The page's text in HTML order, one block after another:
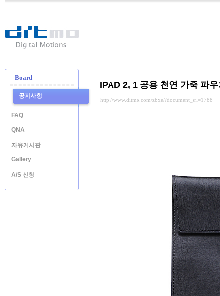
-
Digital
Board
공지사항
FAQ
QNA
자유게시판
Gallery
A/S 신청
IPAD 2, 1 공용 천연 가죽 파우
http://www.ditmo.com/zbxe/?document_srl=1788